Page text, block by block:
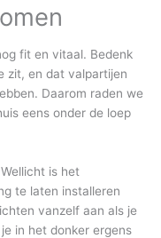
fit en vitaal. Bedenk
zit, en dat valpartijen
Daarom raden we
eens onder de loep
is het
te laten installeren
vanzelf aan als je
in het donker ergens